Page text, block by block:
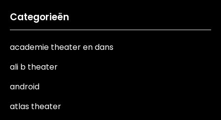
Categorieën
academie theater en dans
ali b theater
android
atlas theater